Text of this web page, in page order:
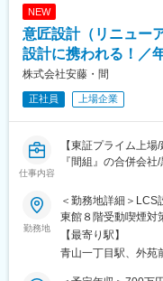
■業務の魅力：
実際に使うユーザー
プをしながら、企業
変更の範囲：本文参
■同ポジションの魅
・設計・デザインを
方々と打ち合わせを
り、たくさんの方
きます。
■おすすめポイント：
す。
・安定した経営基盤
上を堅調に伸ばし
は、アスクルNo1代
くいワークプレイス
NEW
意匠設計（リニュー
設計に携われる！／
株式会社安藤・間
正社員 上場企業
仕事内容
【東証プライム上
『間組』の合併会
■業務内容：【変更
当社にて、建築物件
デザイン、耐用年
設計、基本設計、実
す。
勤務地
＜勤務地詳細＞
東館８階受動喫煙対
【最寄り駅】
青山一丁目駅、外苑